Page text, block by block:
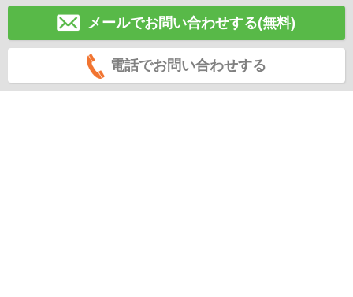
メールでお問い合わせする(無料)
電話でお問い合わせする